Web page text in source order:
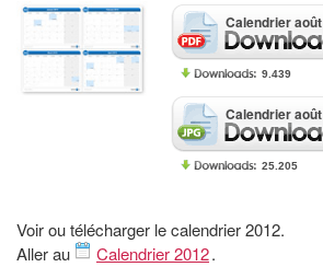
Calendrier
9.439
Calendrier
25.205
Voir ou télécharger le calendrier 2012.
Aller au
Calendrier 2012.